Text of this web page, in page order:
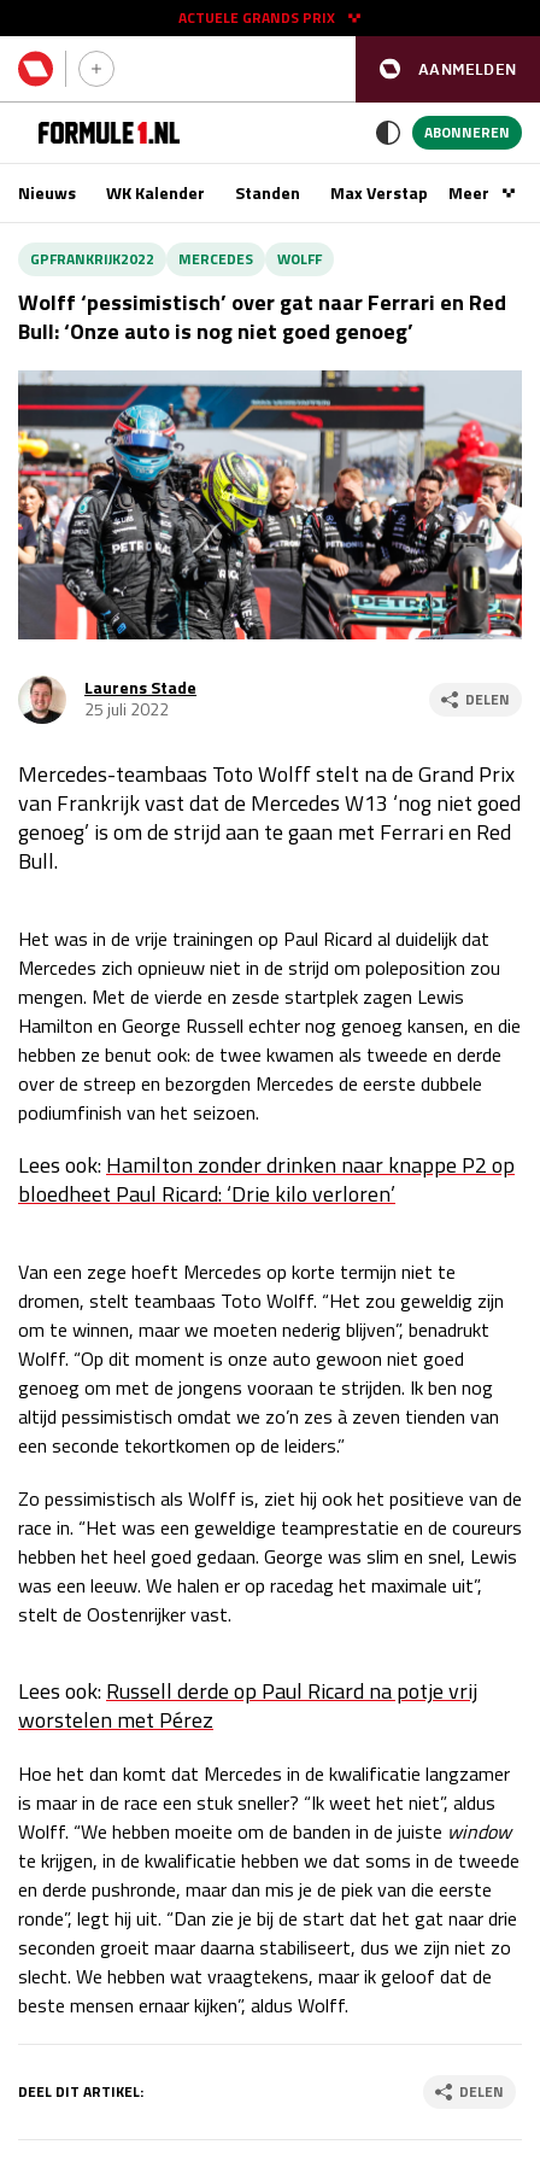
AANMELDEN
ACTUELE GRANDS PRIX
11 - 13 sep
Race
GP AZERBEIDZJAN 2026 24 - 26 sep
Kwalificatie
vr 14:00 - 15:00
Race
za 13:00 - 15:00
Kwalificatie
za 15:00 - 16:00
Race
zo 14:00 - 16:00
Kwalificatie
za 23:00 - 00:00
Race
zo 21:00 - 23:00
GP MEXICO 2026 30 okt - 01 nov
Kwalificatie
za 22:00 - 23:00
Race
Kwalificatie
LAS VEGAS GRAND PRIX 2026 20 - 22 nov
Kwalificatie
za 05:00 - 06:00
Race
zo 05:00 - 07:00
GP QATAR 2026
Race
zo 17:00 - 19:00
Race
zo 14:00 - 16:00
ABONNEREN
Nieuws WK Kalender Standen Max VerstappenMeer
GPFRANKRIJK2022 MERCEDES WOLFF
Wolff ‘pessimistisch’ over gat naar Ferrari en Red
Bull: ‘Onze auto is nog niet goed genoeg’
Laurens Stade
25 juli 2022
DELEN
Mercedes-teambaas Toto Wolff stelt na de Grand Prix
van Frankrijk vast dat de Mercedes W13 ‘nog niet goed
genoeg’ is om de strijd aan te gaan met Ferrari en Red
Bull.
Het was in de vrije trainingen op Paul Ricard al duidelijk dat
Mercedes zich opnieuw niet in de strijd om poleposition zou
mengen. Met de vierde en zesde startplek zagen Lewis
Hamilton en George Russell echter nog genoeg kansen, en die
hebben ze benut ook: de twee kwamen als tweede en derde
over de streep en bezorgden Mercedes de eerste dubbele
podiumfinish van het seizoen.
Lees ook:Hamilton zonder drinken naar knappe P2 op
bloedheet Paul Ricard: ‘Drie kilo verloren’
Van een zege hoeft Mercedes op korte termijn niet te
dromen, stelt teambaas Toto Wolff. “Het zou geweldig zijn
om te winnen, maar we moeten nederig blijven”, benadrukt
Wolff. “Op dit moment is onze auto gewoon niet goed
genoeg om met de jongens vooraan te strijden. Ik ben nog
altijd pessimistisch omdat we zo’n zes à zeven tienden van
een seconde tekortkomen op de leiders.”
Zo pessimistisch als Wolff is, ziet hij ook het positieve van de
race in. “Het was een geweldige teamprestatie en de coureurs
hebben het heel goed gedaan. George was slim en snel, Lewis
was een leeuw. We halen er op racedag het maximale uit”,
stelt de Oostenrijker vast.
Lees ook:Russell derde op Paul Ricard na potje vrij
worstelen met Pérez
Hoe het dan komt dat Mercedes in de kwalificatie langzamer
is maar in de race een stuk sneller? “Ik weet het niet”, aldus
Wolff. “We hebben moeite om de banden in de juiste window
te krijgen, in de kwalificatie hebben we dat soms in de tweede
en derde pushronde, maar dan mis je de piek van die eerste
ronde”, legt hij uit. “Dan zie je bij de start dat het gat naar drie
seconden groeit maar daarna stabiliseert, dus we zijn niet zo
slecht. We hebben wat vraagtekens, maar ik geloof dat de
beste mensen ernaar kijken”, aldus Wolff.
DEEL DIT ARTIKEL: DELEN